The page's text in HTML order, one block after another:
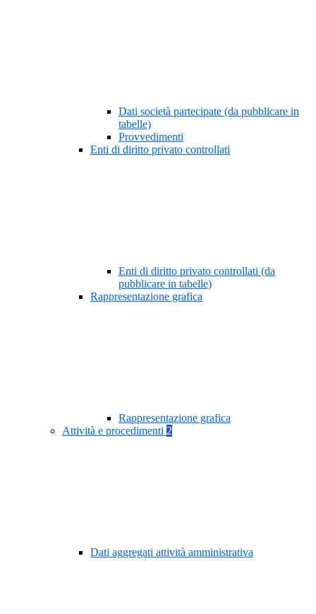
Dati società partecipate (da pubblicare in
tabelle)
Provvedimenti
Enti di diritto privato controllati
Enti di diritto privato controllati (da
pubblicare in tabelle)
Rappresentazione grafica
Rappresentazione grafica
Attività e procedimenti 2
Dati aggregati attività amministrativa